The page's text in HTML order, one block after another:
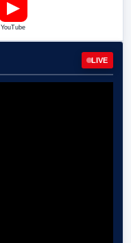
▶
YouTube
LIVE